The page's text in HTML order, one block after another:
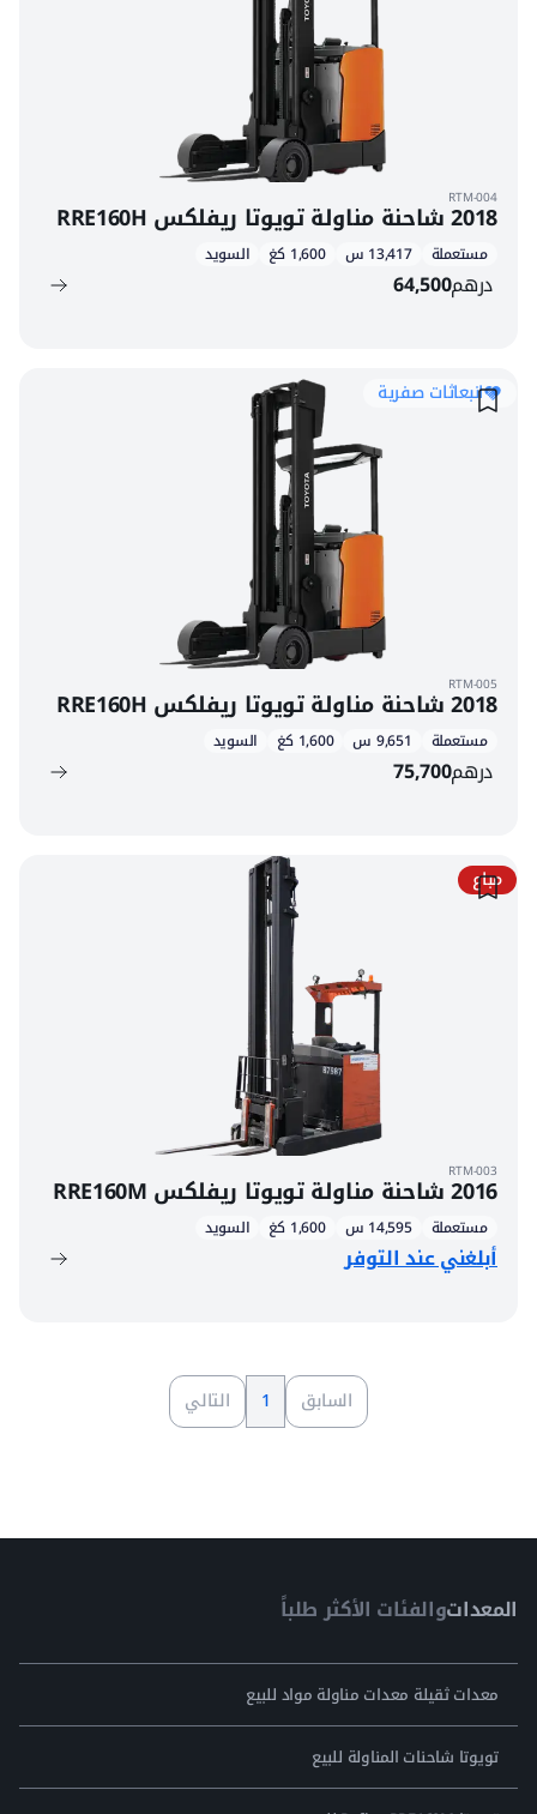
RTM-004
2018 شاحنة مناولة تويوتا ريفلكس RRE160H
مستعملة 13,417 س 1,600 كغ السويد
درهم64,500
انبعاثات صفرية
RTM-005
2018 شاحنة مناولة تويوتا ريفلكس RRE160H
مستعملة 9,651 س 1,600 كغ السويد
درهم75,700
مباع
RTM-003
2016 شاحنة مناولة تويوتا ريفلكس RRE160M
مستعملة 14,595 س 1,600 كغ السويد
أبلغني عند التوفر
السابق 1 التالي
المعداتوالفئات الأكثر طلباً
معدات ثقيلة معدات مناولة مواد للبيع
تويوتا شاحنات المناولة للبيع